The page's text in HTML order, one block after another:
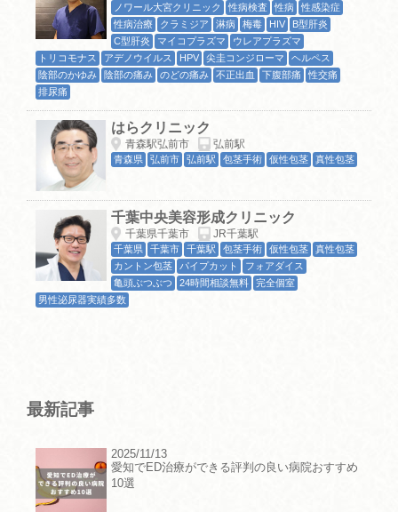
ノワール大宮クリニック 性病検査 性病
性感染症
性病治療
クラミジア 淋病 梅毒 HIV
B型肝炎
C型肝炎
マイコプラズマ
ウレアプラズマ
トリコモナス
アデノウイルス HPV 尖圭コンジローマ
ヘルペス
陰部のかゆみ
陰部の痛み のどの痛み 不正出血 下腹部痛
性交痛
排尿痛
はらクリニック
青森駅弘前市 弘前駅
青森県 弘前市 弘前駅 包茎手術 仮性包茎 真性包茎
千葉中央美容形成クリニック
千葉県千葉市 JR千葉駅
千葉県 千葉市 千葉駅 包茎手術 仮性包茎
真性包茎
カントン包茎
パイプカット
フォアダイス
亀頭ぶつぶつ
24時間相談無料
完全個室
男性泌尿器実績多数
最新記事
2025/11/13
愛知でED治療ができる評判の良い病院おすすめ
10選